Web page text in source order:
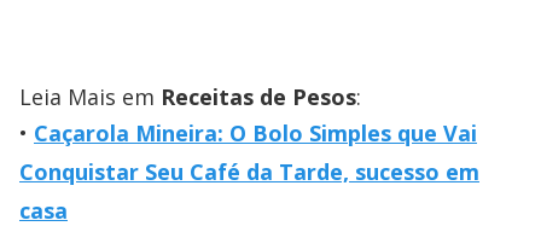
Leia Mais em Receitas de Pesos:
Caçarola Mineira: O Bolo Simples que Vai
Conquistar Seu Café da Tarde, sucesso em
casa